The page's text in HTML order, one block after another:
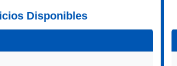
Disponibles